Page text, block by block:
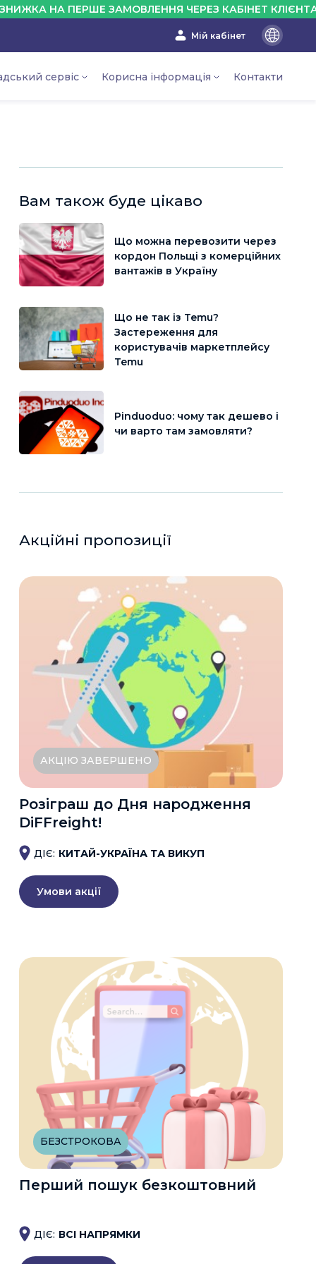
НА ПЕРШЕ ЗАМОВЛЕННЯ ЧЕРЕЗ КАБІНЕТ КЛІЄНТА - 10%
Мій кабінет
En
Ua
сервіс Корисна інформація Контакти
Вам також буде цікаво
Що можна перевозити через
кордон Польщі з комерційних
вантажів в Україну
Що не так із Temu?
Застереження для
користувачів маркетплейсу
Temu
Pinduoduo: чому так дешево і
чи варто там замовляти?
Акційні пропозиції
АКЦІЮ ЗАВЕРШЕНО
Розіграш до Дня народження
DiFFreight!
ДІЄ: КИТАЙ-УКРАЇНА ТА ВИКУП
Умови акції
БЕЗСТРОКОВА
Перший пошук безкоштовний
ДІЄ: ВСІ НАПРЯМКИ